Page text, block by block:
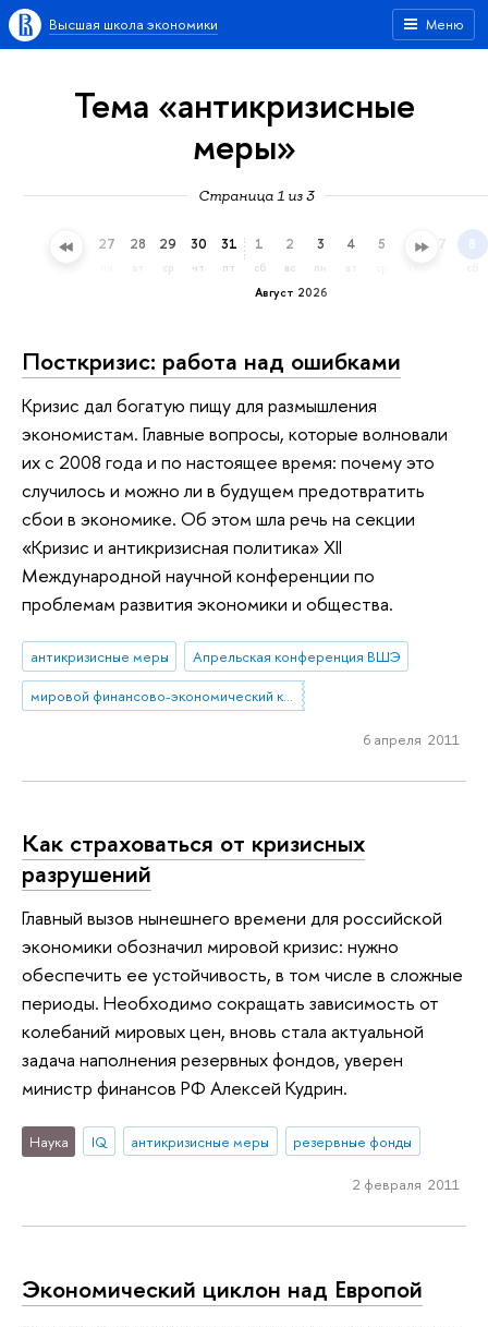
Меню
Высшая школа экономики
Тема «антикризисные
меры»
Страница 1 из 3
26 27 28 29
ср
30
чт
31
пт
Август 2026
1
сб
2
вс
3
пн
4 5 6 7 8
сб
Посткризис: работа над ошибками
Кризис дал богатую пищу для размышления
экономистам. Главные вопросы, которые волновали
их с 2008 года и по настоящее время: почему это
случилось и можно ли в будущем предотвратить
сбои в экономике. Об этом шла речь на секции
«Кризис и антикризисная политика» XII
Международной научной конференции по
проблемам развития экономики и общества.
антикризисные меры
Апрельская конференция ВШЭ
мировой финансово-экономический кризис
6 апреля 2011
Как страховаться от кризисных
разрушений
Главный вызов нынешнего времени для российской
экономики обозначил мировой кризис: нужно
обеспечить ее устойчивость, в том числе в сложные
периоды. Необходимо сокращать зависимость от
колебаний мировых цен, вновь стала актуальной
задача наполнения резервных фондов, уверен
министр финансов РФ Алексей Кудрин.
Наука IQ антикризисные меры резервные фонды
2 февраля 2011
Экономический циклон над Европой